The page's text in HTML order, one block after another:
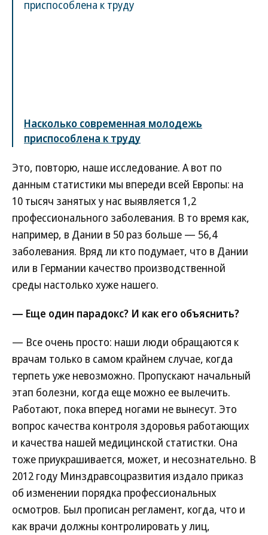
Насколько современная молодежь
приспособлена к труду
Это, повторю, наше исследование. А вот по
данным статистики мы впереди всей Европы: на
10 тысяч занятых у нас выявляется 1,2
профессионального заболевания. В то время как,
например, в Дании в 50 раз больше — 56,4
заболевания. Вряд ли кто подумает, что в Дании
или в Германии качество производственной
среды настолько хуже нашего.
— Еще один парадокс? И как его объяснить?
— Все очень просто: наши люди обращаются к
врачам только в самом крайнем случае, когда
терпеть уже невозможно. Пропускают начальный
этап болезни, когда еще можно ее вылечить.
Работают, пока вперед ногами не вынесут. Это
вопрос качества контроля здоровья работающих
и качества нашей медицинской статистки. Она
тоже приукрашивается, может, и несознательно. В
2012 году Минздравсоцразвития издало приказ
об изменении порядка профессиональных
осмотров. Был прописан регламент, когда, что и
как врачи должны контролировать у лиц,